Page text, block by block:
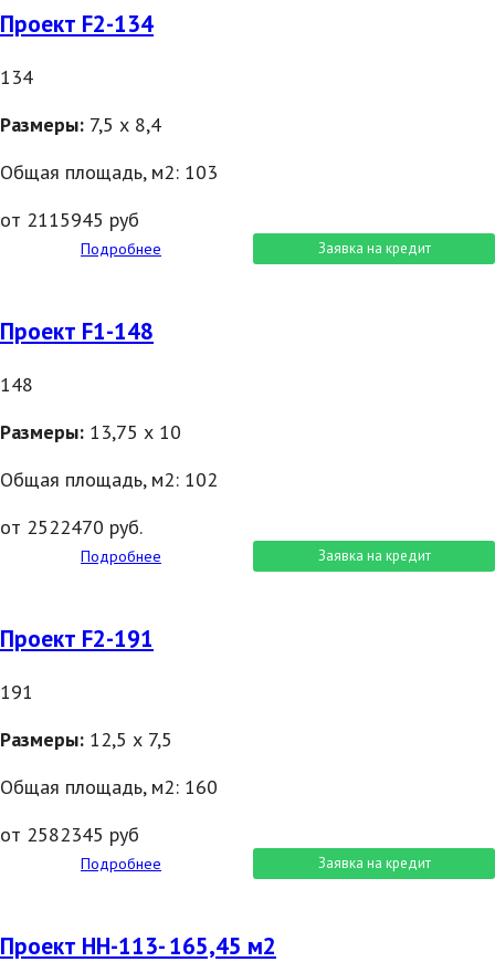
Проект F2-134
134
Размеры: 7,5 х 8,4
Общая площадь, м2: 103
от 2115945 руб
Подробнее Заявка на кредит
Проект F1-148
148
Размеры: 13,75 х 10
Общая площадь, м2: 102
от 2522470 руб.
Подробнее Заявка на кредит
Проект F2-191
191
Размеры: 12,5 х 7,5
Общая площадь, м2: 160
от 2582345 руб
Подробнее Заявка на кредит
Проект НН-113- 165,45 м2